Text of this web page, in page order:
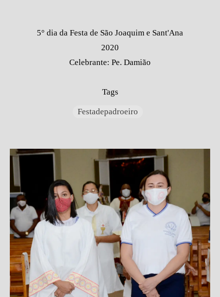
5° dia da Festa de São Joaquim e Sant'Ana
2020
Celebrante: Pe. Damião
Tags
Festadepadroeiro